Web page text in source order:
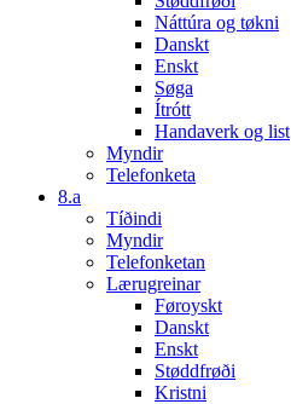
Náttúra og tøkni
Danskt
Enskt
Søga
Ítrótt
Handaverk og list
Myndir
Telefonketa
8.a
Tíðindi
Myndir
Telefonketan
Lærugreinar
Føroyskt
Danskt
Enskt
Støddfrøði
Kristni